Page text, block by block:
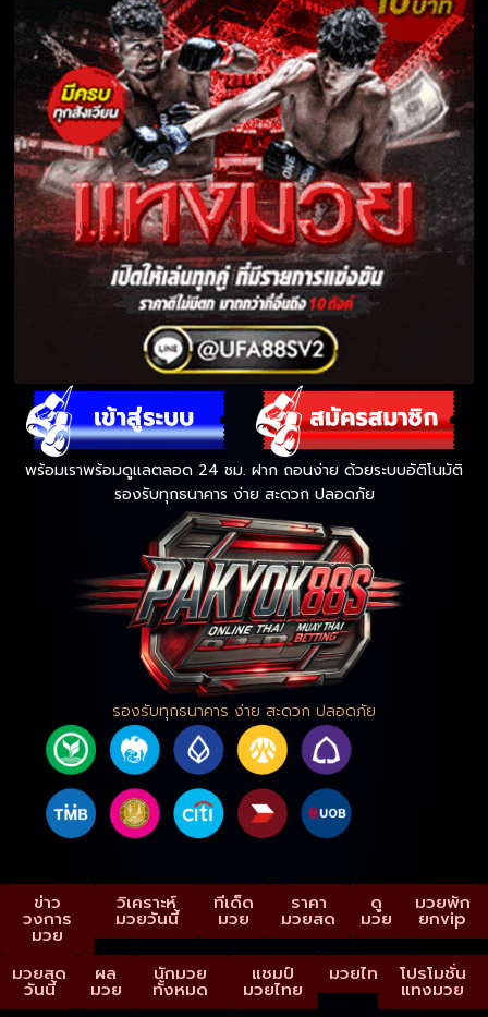
พร้อมเราพร้อมดูแลตลอด 24 ชม. ฝาก ถอนง่าย ด้วยระบบอัติโนมัติ
รองรับทุกธนาคาร ง่าย สะดวก ปลอดภัย
รองรับทุกธนาคาร ง่าย สะดวก ปลอดภัย
ข่าว
วงการ
มวย
วิเคราะห์
มวยวันนี้
ทีเด็ด
มวย
ราคา
มวยสด
ดู
มวย
มวยพัก
ยกvip
มวยสด
วันนี้
ผล
มวย
นักมวย
ทั้งหมด
แชมป์
มวยไทย
มวยไทย โปรโมชั่น
แทงมวย